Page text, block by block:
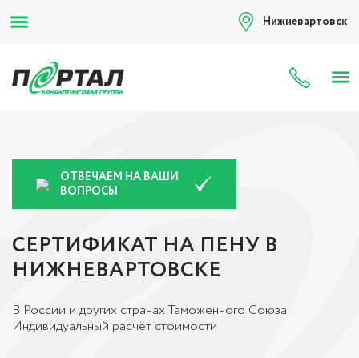
Нижневартовск
8
ОТВЕЧАЕМ НА ВАШИ
ВОПРОСЫ
СЕРТИФИКАТ НА ПЕНУ В
НИЖНЕВАРТОВСКЕ
В России и других странах Таможенного Союза
Индивидуальный расчёт стоимости